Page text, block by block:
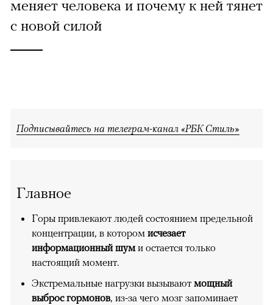
меняет человека и почему к ней тянет
с новой силой
Подписывайтесь на телеграм-канал «РБК Стиль»
Главное
Горы привлекают людей состоянием предельной
концентрации, в котором исчезает
информационный шум и остается только
настоящий момент.
Экстремальные нагрузки вызывают мощный
выброс гормонов, из-за чего мозг запоминает